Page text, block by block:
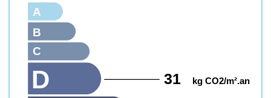
D 31 kg CO2/m².an
C
B
A